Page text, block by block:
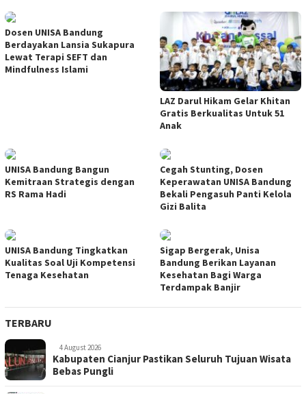
Dosen UNISA Bandung
Berdayakan Lansia Sukapura
Lewat Terapi SEFT dan
Mindfulness Islami
LAZ Darul Hikam Gelar Khitan
Gratis Berkualitas Untuk 51
Anak
UNISA Bandung Bangun
Kemitraan Strategis dengan
RS Rama Hadi
Cegah Stunting, Dosen
Keperawatan UNISA Bandung
Bekali Pengasuh Panti Kelola
Gizi Balita
UNISA Bandung Tingkatkan
Kualitas Soal Uji Kompetensi
Tenaga Kesehatan
Sigap Bergerak, Unisa
Bandung Berikan Layanan
Kesehatan Bagi Warga
Terdampak Banjir
TERBARU
4 August 2026
Kabupaten Cianjur Pastikan Seluruh Tujuan Wisata
Bebas Pungli